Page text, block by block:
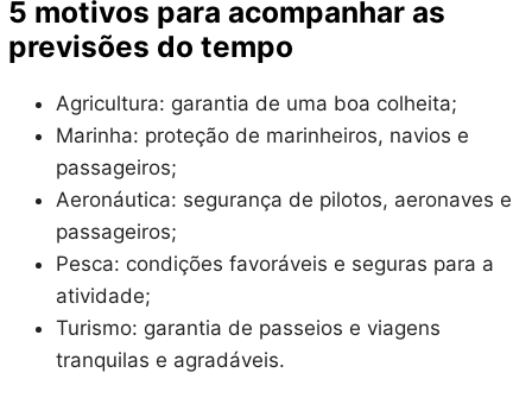
5 motivos para acompanhar as
previsões do tempo
Agricultura: garantia de uma boa colheita;
Marinha: proteção de marinheiros, navios e
passageiros;
Aeronáutica: segurança de pilotos, aeronaves e
passageiros;
Pesca: condições favoráveis e seguras para a
atividade;
Turismo: garantia de passeios e viagens
tranquilas e agradáveis.